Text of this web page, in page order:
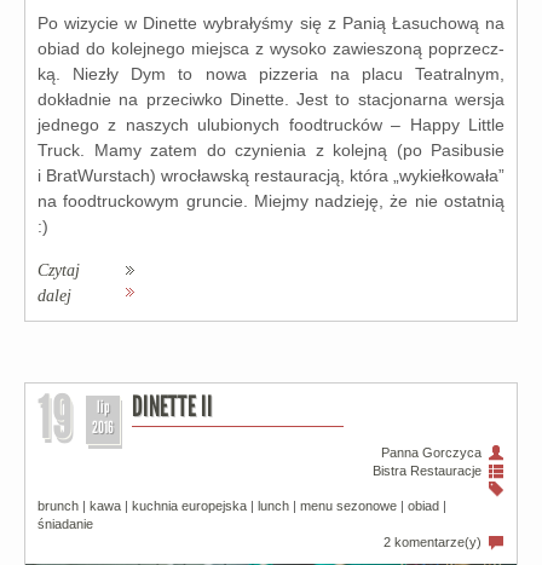
Po wizy­cie w Dinette wybra­ły­śmy się z Panią Łasuchową na
obiad do kolej­ne­go miej­sca z wyso­ko zawie­szo­ną poprzecz­
ką. Niezły Dym to nowa piz­ze­ria na pla­cu Teatralnym,
dokład­nie na prze­ciw­ko Dinette. Jest to sta­cjo­nar­na wer­sja
jed­ne­go z naszych ulu­bio­nych food­truc­ków – Happy Little
Truck. Mamy zatem do czy­nie­nia z kolej­ną (po Pasibusie
i BratWurstach) wro­cław­ską restau­ra­cją, któ­ra „wykieł­ko­wa­ła”
na food­truc­ko­wym grun­cie. Miejmy nadzie­ję, że nie ostat­nią
:)
Czytaj
dalej
19
lip
2016
DINETTE II
Panna Gorczyca
Bistra Restauracje
brunch kawa kuchnia europejska lunch menu sezonowe obiad
śniadanie
2 komentarze(y)